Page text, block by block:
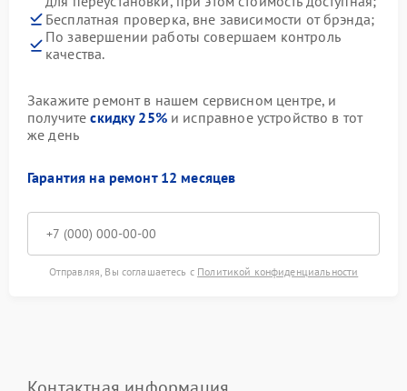
Бесплатная проверка, вне зависимости от брэнда;
По завершении работы совершаем контроль
качества.
Закажите ремонт в нашем сервисном центре, и
получитескидку 25%и исправное устройство в тот
же день
Гарантия на ремонт 12 месяцев
Отправляя, Вы соглашаетесь с Политикой конфиденциальности